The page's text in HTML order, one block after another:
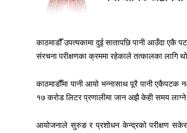
काठमाडौँ उपत्यकामा दुई सातापछि पानी आउँदा
संरचना परीक्षणका क्रममा रहेकाले तत्कालका लागि
काठमाडौँमा पानी आयो भन्नासाथ पूरै पानी
१७ करोड लिटर प्रणालीमा जान अझै केही समय
आयोजनाले सुरुङ र प्रशोधन केन्द्रको परीक्षण सकेर